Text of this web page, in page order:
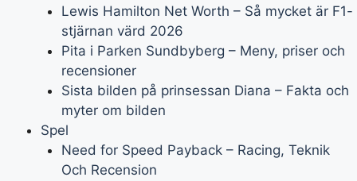
Lewis Hamilton Net Worth – Så mycket är F1-
stjärnan värd 2026
Pita i Parken Sundbyberg – Meny, priser och
recensioner
Sista bilden på prinsessan Diana – Fakta och
myter om bilden
Spel
Need for Speed Payback – Racing, Teknik
Och Recension